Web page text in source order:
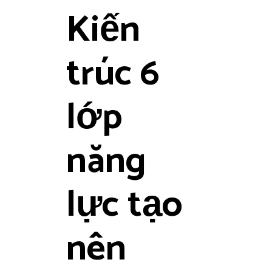
Kiến
trúc 6
lớp
năng
lực tạo
nên